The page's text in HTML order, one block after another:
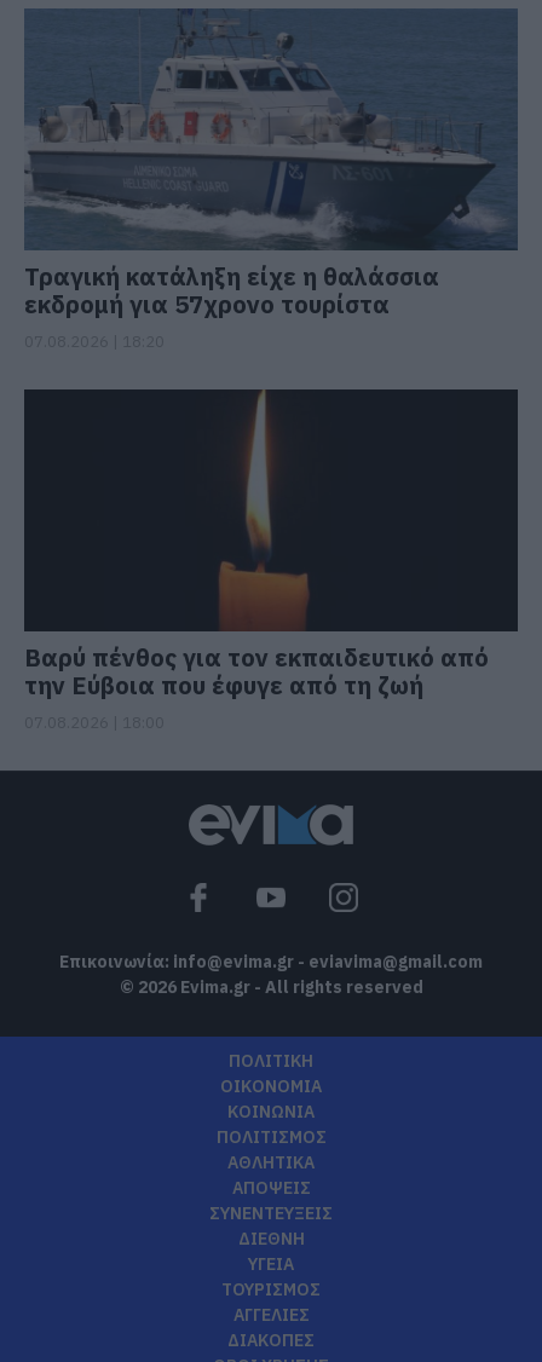
Τραγική κατάληξη είχε η θαλάσσια
εκδρομή για 57χρονο τουρίστα
Βαρύ πένθος για τον εκπαιδευτικό από
την Εύβοια που έφυγε από τη ζωή
Επικοινωνία: info@evima.gr - eviavima@gmail.com
© 2026 Evima.gr - All rights reserved
ΠΟΛΙΤΙΚΗ
ΟΙΚΟΝΟΜΙΑ
ΚΟΙΝΩΝΙΑ
ΠΟΛΙΤΙΣΜΟΣ
ΑΘΛΗΤΙΚΑ
ΑΠΟΨΕΙΣ
ΣΥΝΕΝΤΕΥΞΕΙΣ
ΔΙΕΘΝΗ
ΥΓΕΙΑ
ΤΟΥΡΙΣΜΟΣ
ΑΓΓΕΛΙΕΣ
ΔΙΑΚΟΠΕΣ